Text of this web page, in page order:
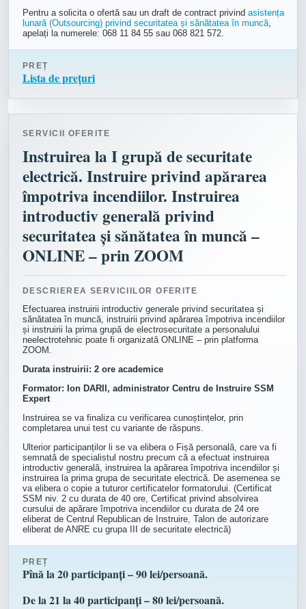
Pentru a solicita o ofertă sau un draft de contract privind asistența
lunară (Outsourcing) privind securitatea și sănătatea în muncă,
apelați la numerele: 068 11 84 55 sau 068 821 572.
PREȚ
Lista de prețuri
SERVICII OFERITE
Instruirea la I grupă de securitate
electrică. Instruire privind apărarea
împotriva incendiilor. Instruirea
introductiv generală privind
securitatea și sănătatea în muncă –
ONLINE – prin ZOOM
DESCRIEREA SERVICIILOR OFERITE
Efectuarea instruirii introductiv generale privind securitatea și
sănătatea în muncă, instruirii privind apărarea împotriva incendiilor
și instruirii la prima grupă de electrosecuritate a personalului
neelectrotehnic poate fi organizată ONLINE – prin platforma
ZOOM.
Durata instruirii: 2 ore academice
Formator: Ion DARII, administrator Centru de Instruire SSM
Expert
Instruirea se va finaliza cu verificarea cunoștințelor, prin
completarea unui test cu variante de răspuns.
Ulterior participanților li se va elibera o Fișă personală, care va fi
semnată de specialistul nostru precum că a efectuat instruirea
introductiv generală, instruirea la apărarea împotriva incendiilor și
instruirea la prima grupa de securitate electrică. De asemenea se
va elibera o copie a tuturor certificatelor formatorului. (Certificat
SSM niv. 2 cu durata de 40 ore, Certificat privind absolvirea
cursului de apărare împotriva incendiilor cu durata de 24 ore
eliberat de Centrul Republican de Instruire, Talon de autorizare
eliberat de ANRE cu grupa III de securitate electrică)
PREȚ
Pînă la 20 participanți – 90 lei/persoană.
De la 21 la 40 participanți – 80 lei/persoană.